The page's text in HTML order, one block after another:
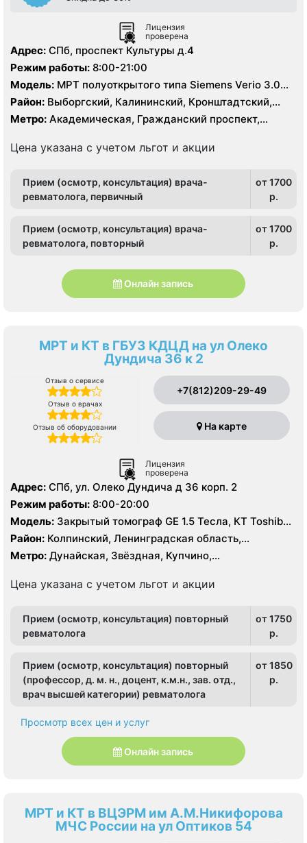
Лицензия
проверена
Адрес: СПб, проспект Культуры д.4
Режим работы: 8:00-21:00
Модель: МРТ полуоткрытого типа Siemens Verio 3.0
Тесла, МРТ GE Signa HDx 1.5 Тесла, КТ Siemens
Somatom Definition 64 среза
Район: Выборгский, Калининский, Кронштадтский,
Курортный, Ленинградская область, Приморский
Метро: Академическая, Гражданский проспект,
Политехническая, Проспект Просвещения, Удельная
Цена указана с учетом льгот и акции
Прием (осмотр, консультация) врача-
ревматолога, первичный
от 1700
p.
Прием (осмотр, консультация) врача-
ревматолога, повторный
от 1700
p.
Онлайн запись
МРТ и КТ в ГБУЗ КДЦД на ул Олеко
Дундича 36 к 2
Отзыв о сервисе
Отзыв о врачах
Отзыв об оборудовании
+7(812)209-29-49
На карте
Лицензия
проверена
Адрес: СПб, ул. Олеко Дундича д 36 корп. 2
Режим работы: 8:00-20:00
Модель: Закрытый томограф GE 1.5 Тесла, КТ Toshiba
Activion 16 срезов
Район: Колпинский, Ленинградская область,
Московский, Пушкинский, Фрунзенский
Метро: Дунайская, Звёздная, Купчино,
Шушары
Цена указана с учетом льгот и акции
Прием (осмотр, консультация) повторный
ревматолога
от 1750
p.
Прием (осмотр, консультация) повторный
(профессор, д. м. н., доцент, к.м.н., зав. отд.,
врач высшей категории) ревматолога
от 1850
p.
Просмотр всех цен и услуг
Онлайн запись
МРТ и КТ в ВЦЭРМ им А.М.Никифорова
МЧС России на ул Оптиков 54